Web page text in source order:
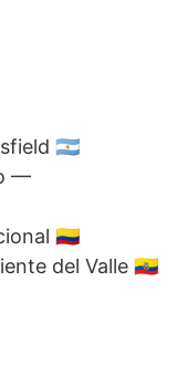
🇦🇷
—
🇨🇴
del Valle 🇪🇨